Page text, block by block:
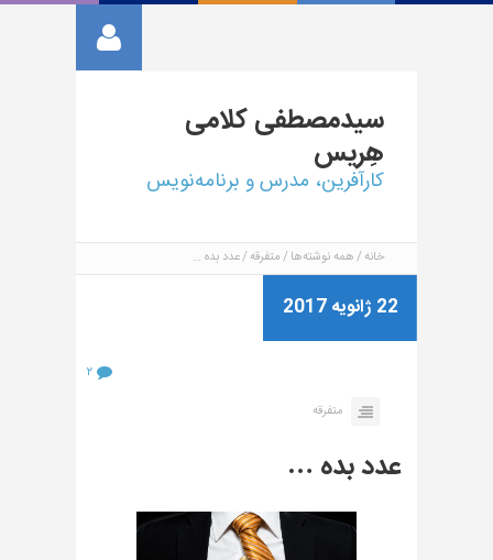
سیدمصطفیکلامی
هِریس
کارآفرین، مدرس و برنامه‌نویس
خانه همه نوشته‌ها متفرقه عدد بده …
22 ژانویه 2017
۲
متفرقه
عدد بده …